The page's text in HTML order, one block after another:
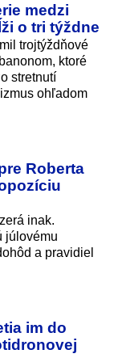
medzi
o tri týždne
trojtýždňové
ktoré
stretnutí
ohľadom
Roberta
inak.
júlovému
a pravidiel
im do